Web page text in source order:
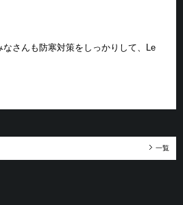
さんも防寒対策をしっかりして、Le
一覧